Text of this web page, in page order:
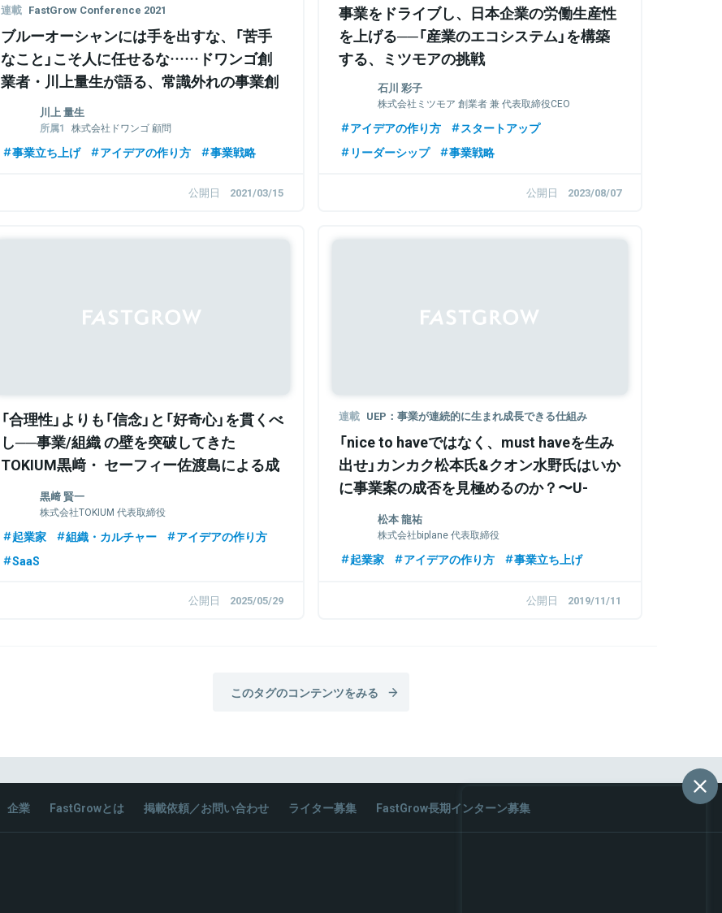
連載 FastGrow Conference 2021
ブルーオーシャンには手を出すな、「苦手
なこと」こそ人に任せるな……ドワンゴ創
業者・川上量生が語る、常識外れの事業創
川上 量生
株式会社ドワンゴ 顧問
株式会社KADOKAWA 取締役
事業立ち上げ アイデアの作り方 事業戦略
公開日 2021/03/15
事業をドライブし、日本企業の労働生産性
を上げる──「産業のエコシステム」を構築
する、ミツモアの挑戦
石川 彩子
株式会社ミツモア 創業者 兼 代表取締役CEO
アイデアの作り方
スタートアップ
リーダーシップ
事業戦略
公開日 2023/08/07
「合理性」よりも「信念」と「好奇心」を貫くべ
し──事業/組織 の壁を突破してきた
TOKIUM黒﨑・ セーフィー佐渡島による成
黒﨑 賢一
株式会社TOKIUM 代表取締役
起業家 組織・カルチャー
アイデアの作り方
SaaS
公開日 2025/05/29
連載 UEP：事業が連続的に生まれ成長できる仕組み
「nice to haveではなく、must haveを生み
出せ」カンカク松本氏&クオン水野氏はいか
に事業案の成否を見極めるのか？〜U-
PRODUCEパネルトーク〜
松本 龍祐
株式会社biplane 代表取締役
起業家 アイデアの作り方 事業立ち上げ
公開日 2019/11/11
このタグのコンテンツをみる
企業 FastGrowとは 掲載依頼／お問い合わせ ライター募集 FastGrow長期インターン募集